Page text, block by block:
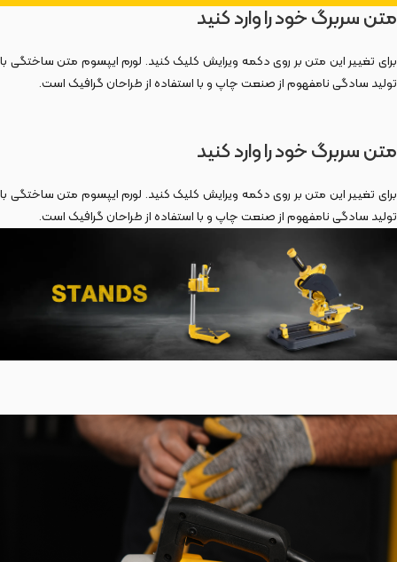
متن سربرگ خود را وارد کنید
برای تغییر این متن بر روی دکمه ویرایش کلیک کنید. لورم ایپسوم متن ساختگی با
تولید سادگی نامفهوم از صنعت چاپ و با استفاده از طراحان گرافیک است.
متن سربرگ خود را وارد کنید
برای تغییر این متن بر روی دکمه ویرایش کلیک کنید. لورم ایپسوم متن ساختگی با
تولید سادگی نامفهوم از صنعت چاپ و با استفاده از طراحان گرافیک است.